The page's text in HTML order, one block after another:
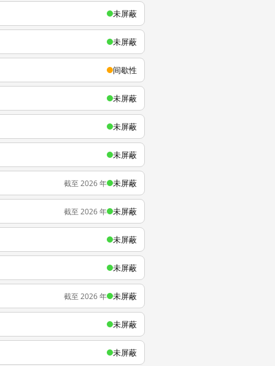
未屏蔽
未屏蔽
间歇性
未屏蔽
未屏蔽
未屏蔽
截至 2026 年 未屏蔽
截至 2026 年 未屏蔽
未屏蔽
未屏蔽
截至 2026 年 未屏蔽
未屏蔽
未屏蔽